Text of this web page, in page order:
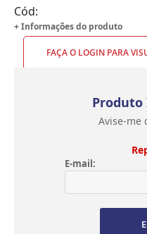
Cód:
+ Informações do produto
FAÇA O LOGIN PARA
Produto
Avise-me
E-mail: